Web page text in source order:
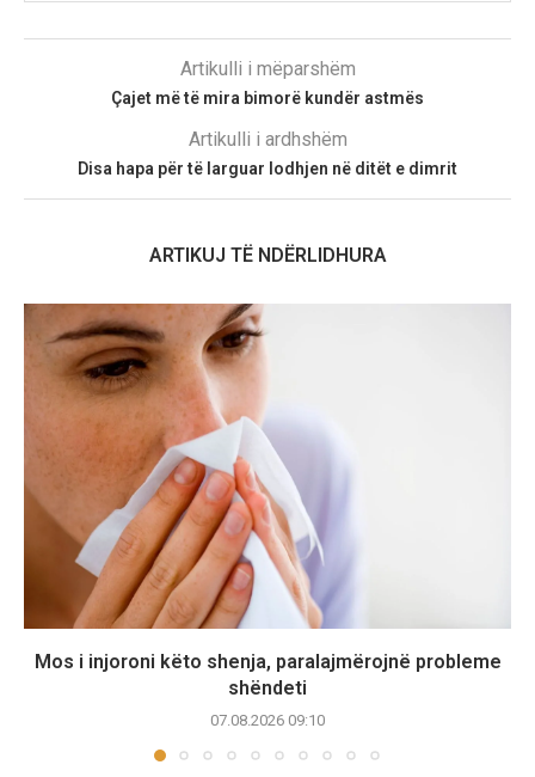
Artikulli i mëparshëm
Çajet më të mira bimorë kundër astmës
Artikulli i ardhshëm
Disa hapa për të larguar lodhjen në ditët e dimrit
ARTIKUJ TË NDËRLIDHURA
Mos i injoroni këto shenja, paralajmërojnë probleme
shëndeti
07.08.2026 09:10